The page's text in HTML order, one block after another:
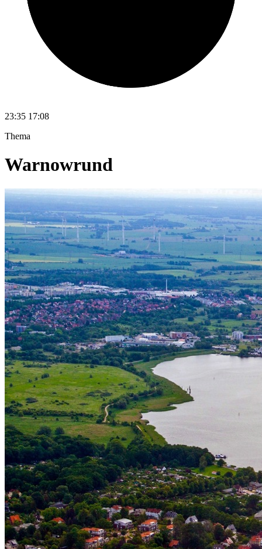
23:35 17:08
Thema
Warnowrund